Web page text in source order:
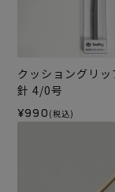
クッショングリッ
針 4/0号
¥990 (税込)